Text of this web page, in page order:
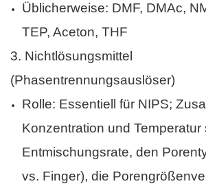
Üblicherweise: DMF, DMAc,
TEP, Aceton, THF
3. Nichtlösungsmittel
(Phasentrennungsauslöser)
Rolle: Essentiell für NIPS;
Konzentration und Temperatur
Entmischungsrate, den
vs. Finger), die